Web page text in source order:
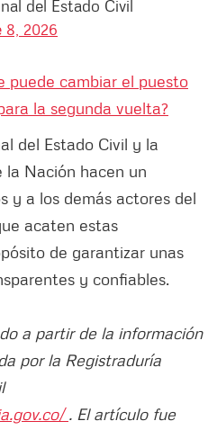
del Estado Civil
8, 2026
puede cambiar el puesto
la segunda vuelta?
del Estado Civil y la
la Nación hacen un
y a los demás actores del
acaten estas
de garantizar unas
y confiables.
a partir de la información
por la Registraduría
. El artículo fue